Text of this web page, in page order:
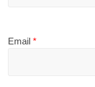
Email*